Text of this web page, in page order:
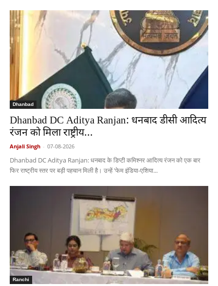
Dhanbad
Dhanbad DC Aditya Ranjan: धनबाद डीसी आदित्य
रंजन को मिला राष्ट्रीय...
Anjali Singh - 07-08-2026
Dhanbad DC Aditya Ranjan: धनबाद के डिप्टी कमिश्नर आदित्य रंजन को एक बार
फिर राष्ट्रीय स्तर पर बड़ी पहचान मिली है। उन्हें 'फेम इंडिया-एशिया...
Ranchi